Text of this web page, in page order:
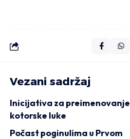
Vezani sadržaj
Inicijativa za preimenovanje
kotorske luke
Počast poginulima u Prvom